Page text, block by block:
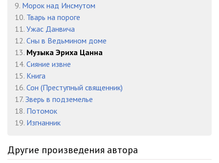
9. Морок над Инсмутом
10. Тварь на пороге
11. Ужас Данвича
12. Сны в Ведьмином доме
13. Музыка Эриха Цанна
14. Сияние извне
15. Книга
16. Сон (Преступный священник)
17. Зверь в подземелье
18. Потомок
19. Изгнанник
Другие произведения автора